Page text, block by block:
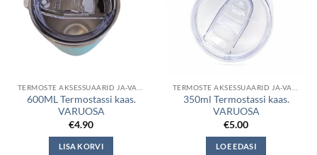
TERMOSTE AKSESSUAARID JA-VARUOSAD
600ML Termostassi kaas.
VARUOSA
€4.90
LISA KORVI
TERMOSTE AKSESSUAARID JA-VARUOSAD
350ml Termostassi kaas.
VARUOSA
€5.00
LOE EDASI